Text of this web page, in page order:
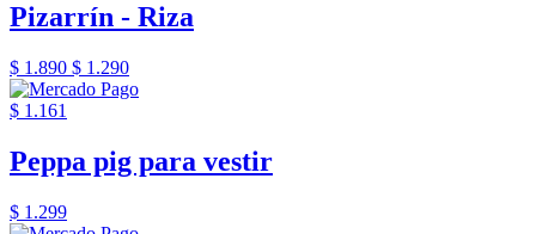
Pizarrín - Riza
$ 1.890 $ 1.290
$ 1.161
Peppa pig para vestir
$ 1.299